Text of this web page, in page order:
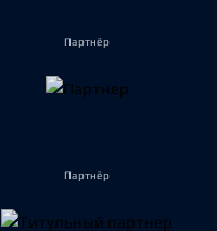
Партнёр
Партнёр